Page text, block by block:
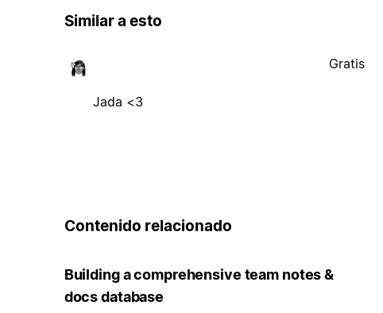
Similar a esto
Jada <3
Gratis
Contenido relacionado
Building a comprehensive team notes &
docs database